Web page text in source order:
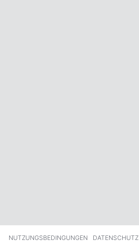
NUTZUNGSBEDINGUNGEN DATENSCHUTZ